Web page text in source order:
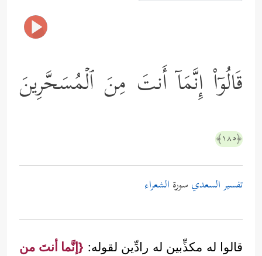
قَالُوۤاْ إِنَّمَاۤ أَنتَ مِنَ ٱلۡمُسَحَّرِینَ
﴿١٨٥﴾
تفسير السعدي سورة الشعراء
قالوا له مكذِّبين له رادِّين لقوله: {إنَّما أنتَ من